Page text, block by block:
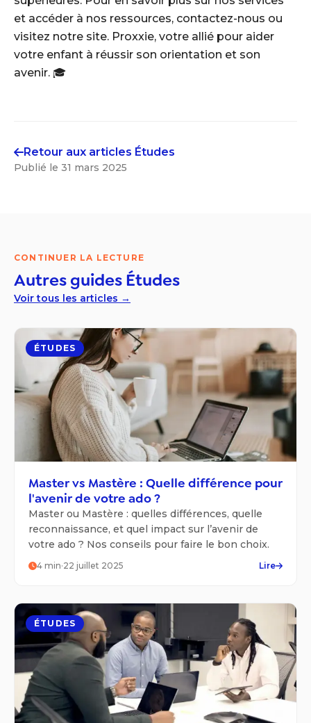
et accéder à nos ressources, contactez-nous ou
visitez notre site. Proxxie, votre allié pour aider
votre enfant à réussir son orientation et son
avenir. 🎓
Retour aux articles Études
Publié le 31 mars 2025
CONTINUER LA LECTURE
Autres guidesÉtudes
Voir tous les articles →
ÉTUDES
Master vs Mastère : Quelle différence pour
l'avenir de votre ado ?
Master ou Mastère : quelles différences, quelle
reconnaissance, et quel impact sur l’avenir de
votre ado ? Nos conseils pour faire le bon choix.
4 min·22 juillet 2025 Lire
ÉTUDES